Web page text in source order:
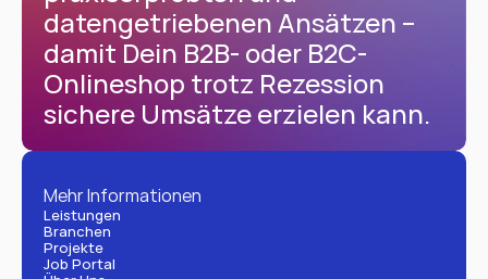
datengetriebenen Ansätzen –
damit Dein B2B- oder B2C-
Onlineshop trotz Rezession
sichere Umsätze erzielen kann.
Mehr Informationen
Leistungen
Branchen
Projekte
Job Portal